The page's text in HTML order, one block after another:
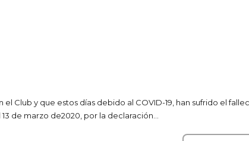
Club y que estos días debido al COVID-19, han sufrido el
de marzo de2020, por la declaración...